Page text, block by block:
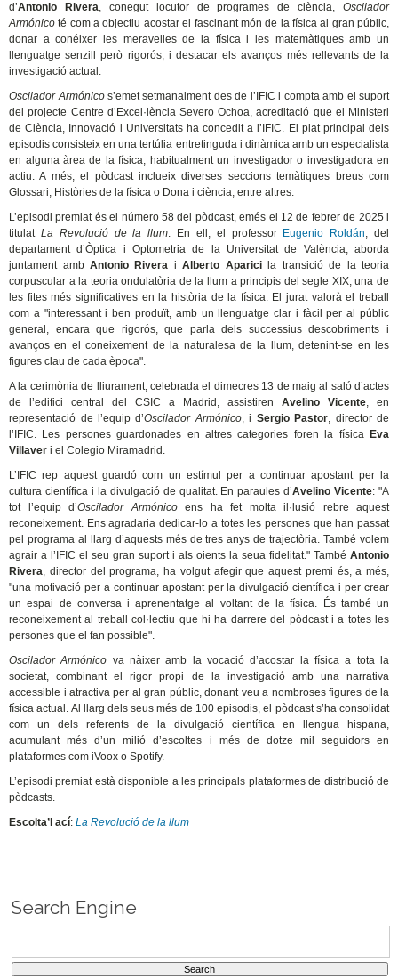
d’Antonio Rivera, conegut locutor de programes de ciència,Oscilador
Armónico té com a objectiu acostar el fascinant món de la física al gran públic,
donar a conéixer les meravelles de la física i les matemàtiques amb un
llenguatge senzill però rigorós, i destacar els avanços més rellevants de la
investigació actual.
Oscilador Armónicos’emet setmanalment des de l’IFIC i compta amb el suport
del projecte Centre d’Excel·lència Severo Ochoa, acreditació que el Ministeri
de Ciència, Innovació i Universitats ha concedit a l’IFIC. El plat principal dels
episodis consisteix en una tertúlia entretinguda i dinàmica amb un especialista
en alguna àrea de la física, habitualment un investigador o investigadora en
actiu. A més, el pòdcast inclueix diverses seccions temàtiques breus com
Glossari, Històries de la física o Dona i ciència, entre altres.
L’episodi premiat és el número 58 del pòdcast, emés el 12 de febrer de 2025 i
titulat La Revolució de la llum. En ell, el professor Eugenio Roldán, del
departament d’Òptica i Optometria de la Universitat de València, aborda
juntament amb Antonio Rivera iAlberto Aparicila transició de la teoria
corpuscular a la teoria ondulatòria de la llum a principis del segle XIX, una de
les fites més significatives en la història de la física. El jurat valorà el treball
com a "interessant i ben produït, amb un llenguatge clar i fàcil per al públic
general, encara que rigorós, que parla dels successius descobriments i
avanços en el coneixement de la naturalesa de la llum, detenint-se en les
figures clau de cada època".
A la cerimònia de lliurament, celebrada el dimecres 13 de maig al saló d’actes
de l’edifici central del CSIC a Madrid, assistirenAvelino Vicente, en
representació de l’equip d’Oscilador Armónico, i Sergio Pastor, director de
l’IFIC. Les persones guardonades en altres categories foren la física Eva
Villaver i el Colegio Miramadrid.
L’IFIC rep aquest guardó com un estímul per a continuar apostant per la
cultura científica i la divulgació de qualitat. En paraules d’Avelino Vicente: "A
tot l’equip d’Oscilador Armónicoens ha fet molta il·lusió rebre aquest
reconeixement. Ens agradaria dedicar-lo a totes les persones que han passat
pel programa al llarg d’aquests més de tres anys de trajectòria. També volem
agrair a l’IFIC el seu gran suport i als oients la seua fidelitat." TambéAntonio
Rivera, director del programa, ha volgut afegir que aquest premi és, a més,
"una motivació per a continuar apostant per la divulgació científica i per crear
un espai de conversa i aprenentatge al voltant de la física. És també un
reconeixement al treball col·lectiu que hi ha darrere del pòdcast i a totes les
persones que el fan possible".
Oscilador Armónico va nàixer amb la vocació d’acostar la física a tota la
societat, combinant el rigor propi de la investigació amb una narrativa
accessible i atractiva per al gran públic, donant veu a nombroses figures de la
física actual. Al llarg dels seus més de 100 episodis, el pòdcast s’ha consolidat
com un dels referents de la divulgació científica en llengua hispana,
acumulant més d’un milió d’escoltes i més de dotze mil seguidors en
plataformes com iVoox o Spotify.
L’episodi premiat està disponible a les principals plataformes de distribució de
pòdcasts.
Escolta’l ací:La Revolució de la llum
Search Engine